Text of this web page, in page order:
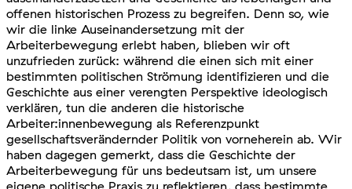
offenen historischen Prozess zu begreifen. Denn so, wie
wir die linke Auseinandersetzung mit der
Arbeiterbewegung erlebt haben, blieben wir oft
unzufrieden zurück: während die einen sich mit einer
bestimmten politischen Strömung identifizieren und die
Geschichte aus einer verengten Perspektive ideologisch
verklären, tun die anderen die historische
Arbeiter:innenbewegung als Referenzpunkt
gesellschaftsverändernder Politik von vorneherein ab. Wir
haben dagegen gemerkt, dass die Geschichte der
Arbeiterbewegung für uns bedeutsam ist, um unsere